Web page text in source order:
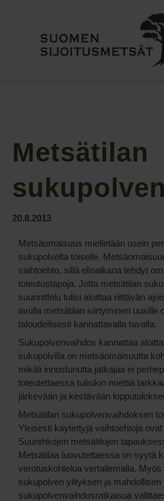
Metsätilan
20.8.2013
Metsäomaisuus mielletään usein
sukupolvelta toiselle.
vaihtoehto, sillä elinaikana tehdyt
toteutustapoja. Jotta metsätilan
suunnittelu tulisi aloittaa riittävän
avulla metsätilan siirtyminen uusille
taloudellisesti kannattavalla tavalla.
Sukupolvenvaihdos kannattaa
sukupolvilla on metsäomaisuutta
mikäli innostunutta jatkajaa ei
toteutettaessa tulisikin miettiä
järkevään ja kestävään
Metsätilan sukupolvenvaihdoksen
Yleisesti käytettyjä vaihtoehtoja
Suurehkojen metsätilojen
Metsätilaa luovutettaessa on syytä
verotuskohtelua vertailemalla.
sukupolven ylityksen ja
sukupolvenvaihdosratkaisua